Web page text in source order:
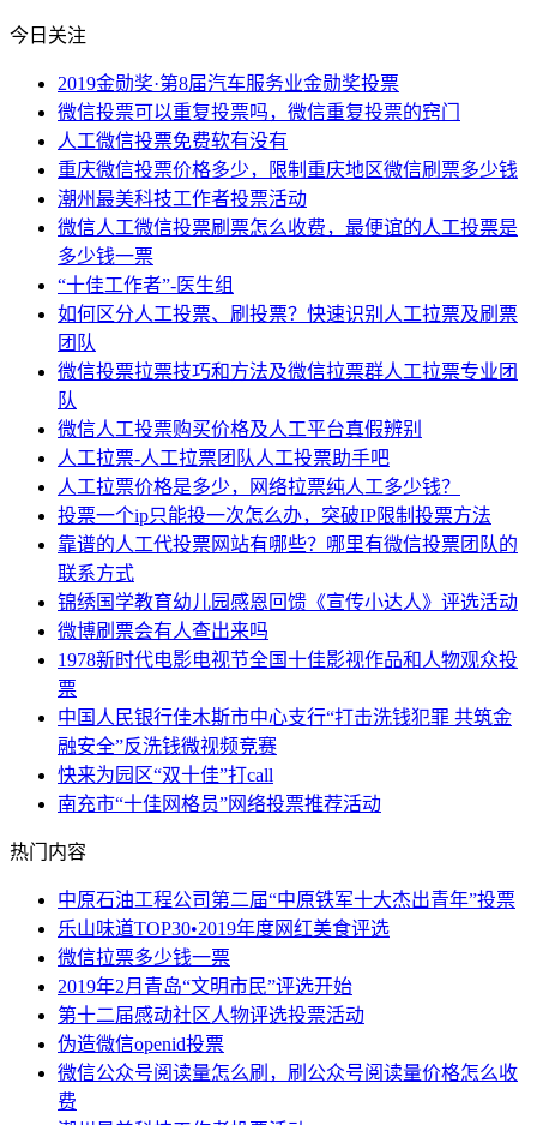
今日关注
2019金勋奖·第8届汽车服务业金勋奖投票
微信投票可以重复投票吗，微信重复投票的窍门
人工微信投票免费软有没有
重庆微信投票价格多少，限制重庆地区微信刷票多少钱
潮州最美科技工作者投票活动
微信人工微信投票刷票怎么收费，最便谊的人工投票是
多少钱一票
“十佳工作者”-医生组
如何区分人工投票、刷投票？快速识别人工拉票及刷票
团队
微信投票拉票技巧和方法及微信拉票群人工拉票专业团
队
微信人工投票购买价格及人工平台真假辨别
人工拉票-人工拉票团队人工投票助手吧
人工拉票价格是多少，网络拉票纯人工多少钱？
投票一个ip只能投一次怎么办，突破IP限制投票方法
靠谱的人工代投票网站有哪些？哪里有微信投票团队的
联系方式
锦绣国学教育幼儿园感恩回馈《宣传小达人》评选活动
微博刷票会有人查出来吗
1978新时代电影电视节全国十佳影视作品和人物观众投
票
中国人民银行佳木斯市中心支行“打击洗钱犯罪 共筑金
融安全”反洗钱微视频竞赛
快来为园区“双十佳”打call
南充市“十佳网格员”网络投票推荐活动
热门内容
中原石油工程公司第二届“中原铁军十大杰出青年”投票
乐山味道TOP30•2019年度网红美食评选
微信拉票多少钱一票
2019年2月青岛“文明市民”评选开始
第十二届感动社区人物评选投票活动
伪造微信openid投票
微信公众号阅读量怎么刷，刷公众号阅读量价格怎么收
费